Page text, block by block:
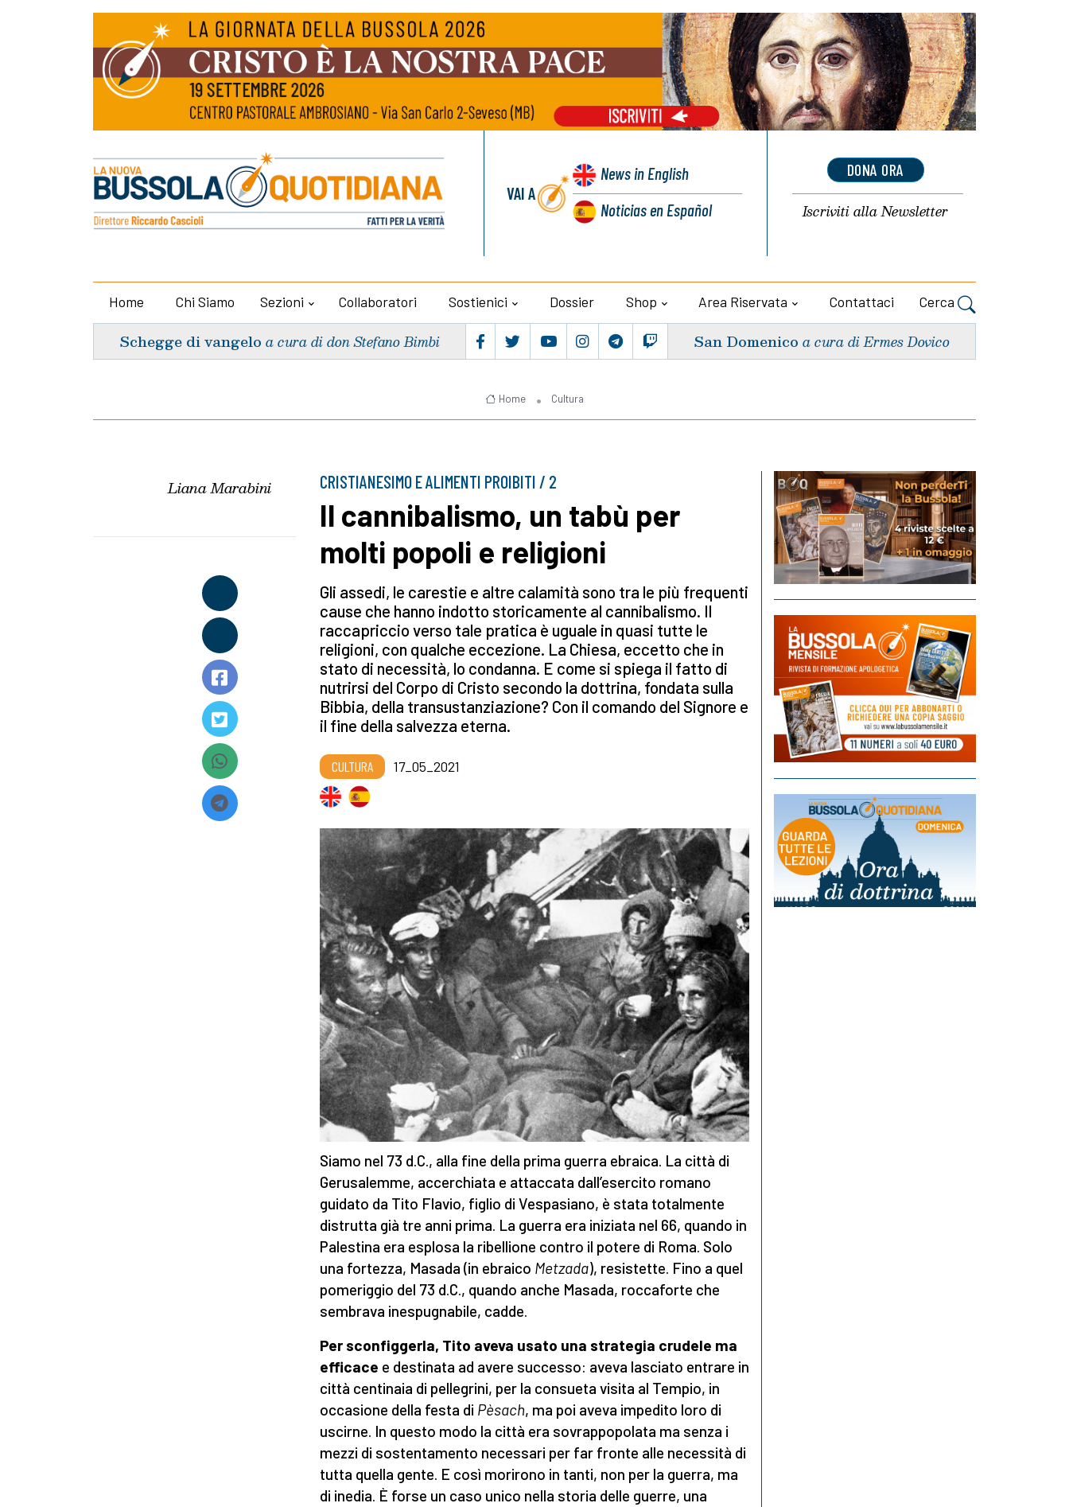
VAI A
Newsin English
Noticiasen Español
DONA ORA
Iscriviti allaNewsletter
Home Chi Siamo Sezioni Collaboratori Sostienici Dossier Shop Area Riservata Contattaci Cerca
Schegge di vangelo a cura di don Stefano Bimbi San Domenico a cura di Ermes Dovico
Home Cultura
Liana Marabini CRISTIANESIMO E ALIMENTI PROIBITI / 2
Il cannibalismo, un tabù per
molti popoli e religioni
Gli assedi, le carestie e altre calamità sono tra le più frequenti
cause che hanno indotto storicamente al cannibalismo. Il
raccapriccio verso tale pratica è uguale in quasi tutte le
religioni, con qualche eccezione. La Chiesa, eccetto che in
stato di necessità, lo condanna. E come si spiega il fatto di
nutrirsi del Corpo di Cristo secondo la dottrina, fondata sulla
Bibbia, della transustanziazione? Con il comando del Signore e
il fine della salvezza eterna.
CULTURA 17_05_2021
Siamo nel 73 d.C., alla fine della prima guerra ebraica. La città di
Gerusalemme, accerchiata e attaccata dall’esercito romano
guidato da Tito Flavio, figlio di Vespasiano, è stata totalmente
distrutta già tre anni prima. La guerra era iniziata nel 66, quando in
Palestina era esplosa la ribellione contro il potere di Roma. Solo
una fortezza, Masada (in ebraico Metzada), resistette. Fino a quel
pomeriggio del 73 d.C., quando anche Masada, roccaforte che
sembrava inespugnabile, cadde.
Per sconfiggerla, Tito aveva usato una strategia crudele ma
efficace e destinata ad avere successo: aveva lasciato entrare in
città centinaia di pellegrini, per la consueta visita al Tempio, in
occasione della festa di Pèsach, ma poi aveva impedito loro di
uscirne. In questo modo la città era sovrappopolata ma senza i
mezzi di sostentamento necessari per far fronte alle necessità di
tutta quella gente. E così morirono in tanti, non per la guerra, ma
di inedia. È forse un caso unico nella storia delle guerre, una